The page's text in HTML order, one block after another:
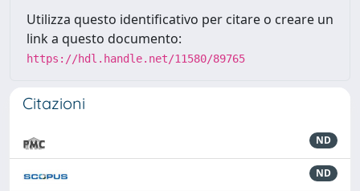
Utilizza questo identificativo per citare o creare un
link a questo documento:
https://hdl.handle.net/11580/89765
Citazioni
ND
ND